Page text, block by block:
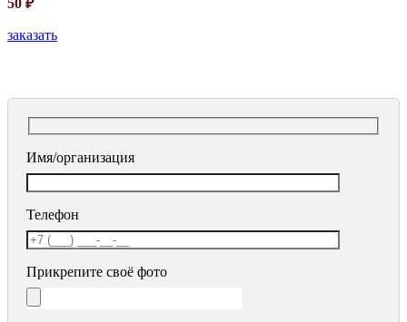
50 ₽
заказать
Имя/организация
Телефон
Прикрепите своё фото